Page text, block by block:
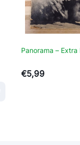
Panorama –
€5,99
Toevoegen